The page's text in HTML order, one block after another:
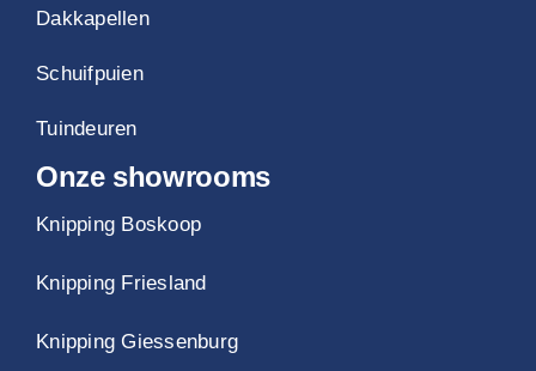
Dakkapellen
Schuifpuien
Tuindeuren
Onze showrooms
Knipping Boskoop
Knipping Friesland
Knipping Giessenburg